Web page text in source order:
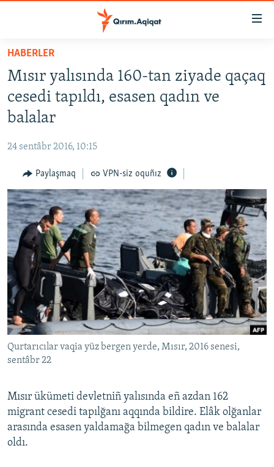
Esas
qaytmaq
Baş
navigatsiyağa
qaytmaq
Qıdıruvğa
SİYASET
İQTİSADİYAT
MEDENİYET
İNSAN AQLARI
VİDEO
SÜRET
BLOGLAR
FİKİR
Русский
Українською
QOŞULIÑIZ!
RFE/RS bütün saytları
HABERLER
Mısır yalısında 160-tan ziyade qaçaq
cesedi tapıldı, esasen qadın ve
balalar
24 sentâbr 2016, 10:15
Paylaşmaq VPN-siz oquñız
Qurtarıcılar vaqia yüz bergen yerde, Mısır, 2016 senesi,
sentâbr 22
Mısır ükümeti devletniñ yalısında eñ azdan 162
migrant cesedi tapılğanı aqqında bildire. Elâk olğanlar
arasında esasen yaldamağa bilmegen qadın ve balalar
oldı.